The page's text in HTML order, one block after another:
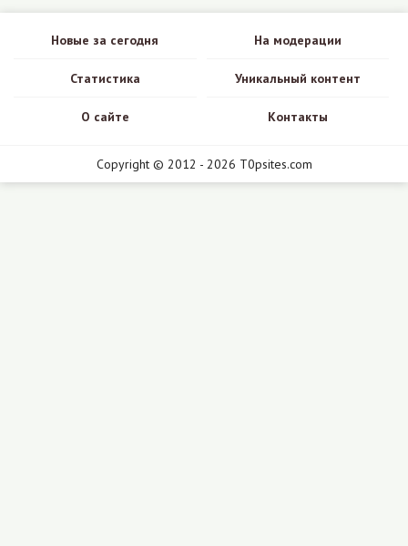
Новые за сегодня На модерации
Статистика Уникальный контент
О сайте Контакты
Copyright © 2012 - 2026 T0psites.com